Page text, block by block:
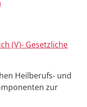
(V)- Gesetzliche
Heilberufs- und
zur